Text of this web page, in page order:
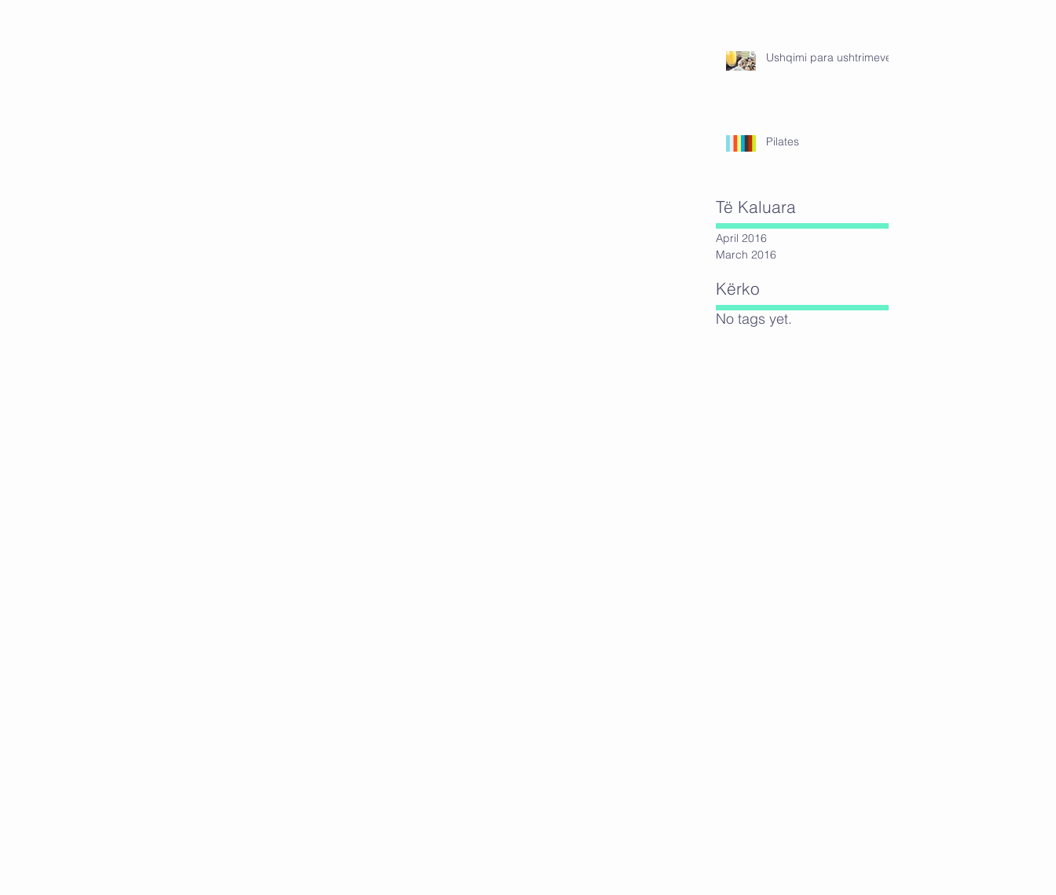
Ushqimi para ushtrimeve
Pilates
Të Kaluara
April 2016
March 2016
Kërko
No tags yet.